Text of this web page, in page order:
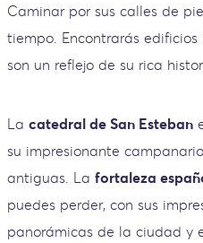
Caminar por sus calles de
tiempo. Encontrarás
son un reflejo de su rica
La catedral de San Esteban
su impresionante
antiguas. La fortaleza
puedes perder, con sus
panorámicas de la ciudad y